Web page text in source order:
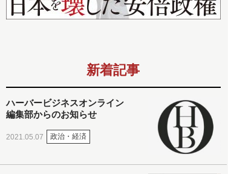
新着記事
ハーバービジネスオンライン
編集部からのお知らせ
2021.05.07 政治・経済